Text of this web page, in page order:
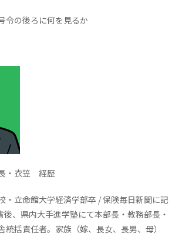
令の後ろに何を見るか
・衣笠 経歴
・立命館大学経済学部卒 / 保険毎日新聞に記
後、県内大手進学塾にて本部長・教務部長・
統括責任者。家族（嫁、長女、長男、母）